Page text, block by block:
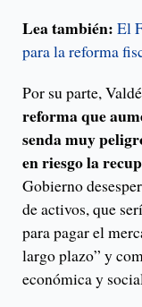
Lea también: El
para la reforma
Por su parte,
reforma que
senda muy
en riesgo la
Gobierno
de activos, que
para pagar el
largo plazo” y
económica y